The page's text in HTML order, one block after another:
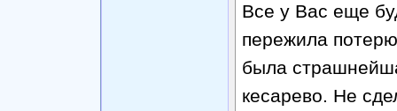
Все у Вас еще
пережила
была
кесарево. Не